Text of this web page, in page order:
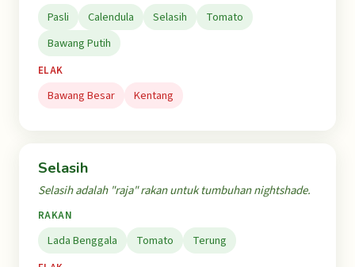
Pasli Calendula Selasih
Tomato
Bawang Putih
ELAK
Bawang Besar Kentang
Selasih
Selasih adalah "raja" rakan untuk tumbuhan nightshade.
RAKAN
Lada Benggala Tomato Terung